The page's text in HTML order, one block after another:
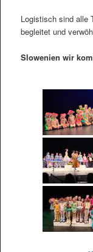
Logistisch sind alle
begleitet und
Slowenien wir